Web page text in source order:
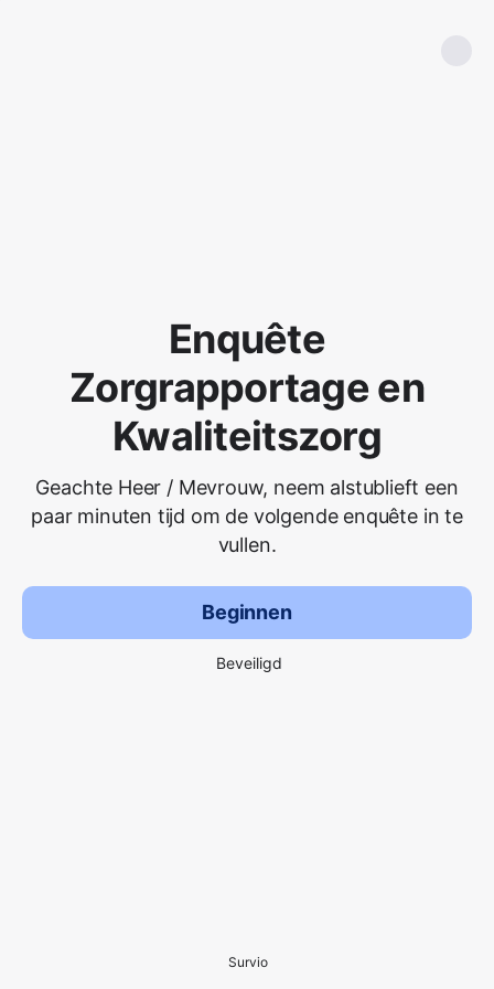
Enquête
Zorgrapportage en
Kwaliteitszorg
Geachte Heer / Mevrouw, neem alstublieft een
paar minuten tijd om de volgende enquête in te
vullen.
Beginnen
Beveiligd
Survio